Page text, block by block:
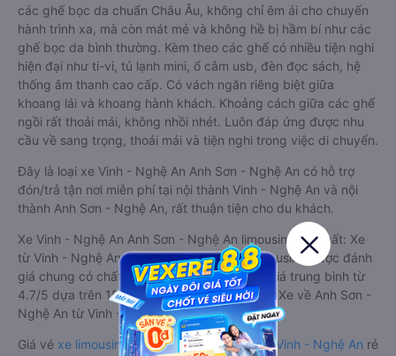
các ghế bọc da chuẩn Châu Âu, không chỉ êm ái cho chuyến
hành trình xa, mà còn mát mẻ và không hề bị hầm bí như các
ghế bọc da bình thường. Kèm theo các ghế có nhiều tiện nghi
hiện đại như ti-vi, tủ lạnh mini, ổ cắm usb, đèn đọc sách, hệ
thống âm thanh cao cấp. Có vách ngăn riêng biệt giữa
khoang lái và khoang hành khách. Khoảng cách giữa các ghế
ngồi rất thoải mái, không nhồi nhét. Luôn đáp ứng được nhu
cầu về sang trọng, thoải mái và tiện nghi trong việc di chuyển.
Đây là loại xe Vinh - Nghệ An Anh Sơn - Nghệ An có hỗ trợ
đón/trả tận nơi miễn phí tại nội thành Vinh - Nghệ An và nội
thành Anh Sơn - Nghệ An, rất thuận tiện cho du khách.
Xe Vinh - Nghệ An Anh Sơn - Nghệ An limousine tốt nhất: Xe
từ Vinh - Nghệ An đi Anh Sơn - Nghệ An limousine được đánh
giá chung có chất lượng Tốt với điểm đánh giá trung bình từ
4.7/5 dựa trên 157 phản hồi của hành khách Xe về Anh Sơn -
Nghệ An từ Vinh - Nghệ An.
Giá vé xe limousine đi Anh Sơn - Nghệ An từ Vinh - Nghệ An rẻ